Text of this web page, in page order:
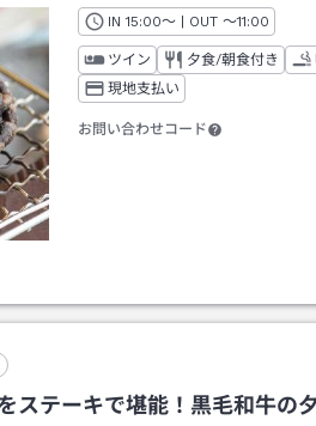
IN チェックイン
15:00～ | OUT チェックアウト
～11:00
ツイン 夕食/朝食付き
現地支払い
お問い合わせコード
ステーキで堪能！黒毛和牛の